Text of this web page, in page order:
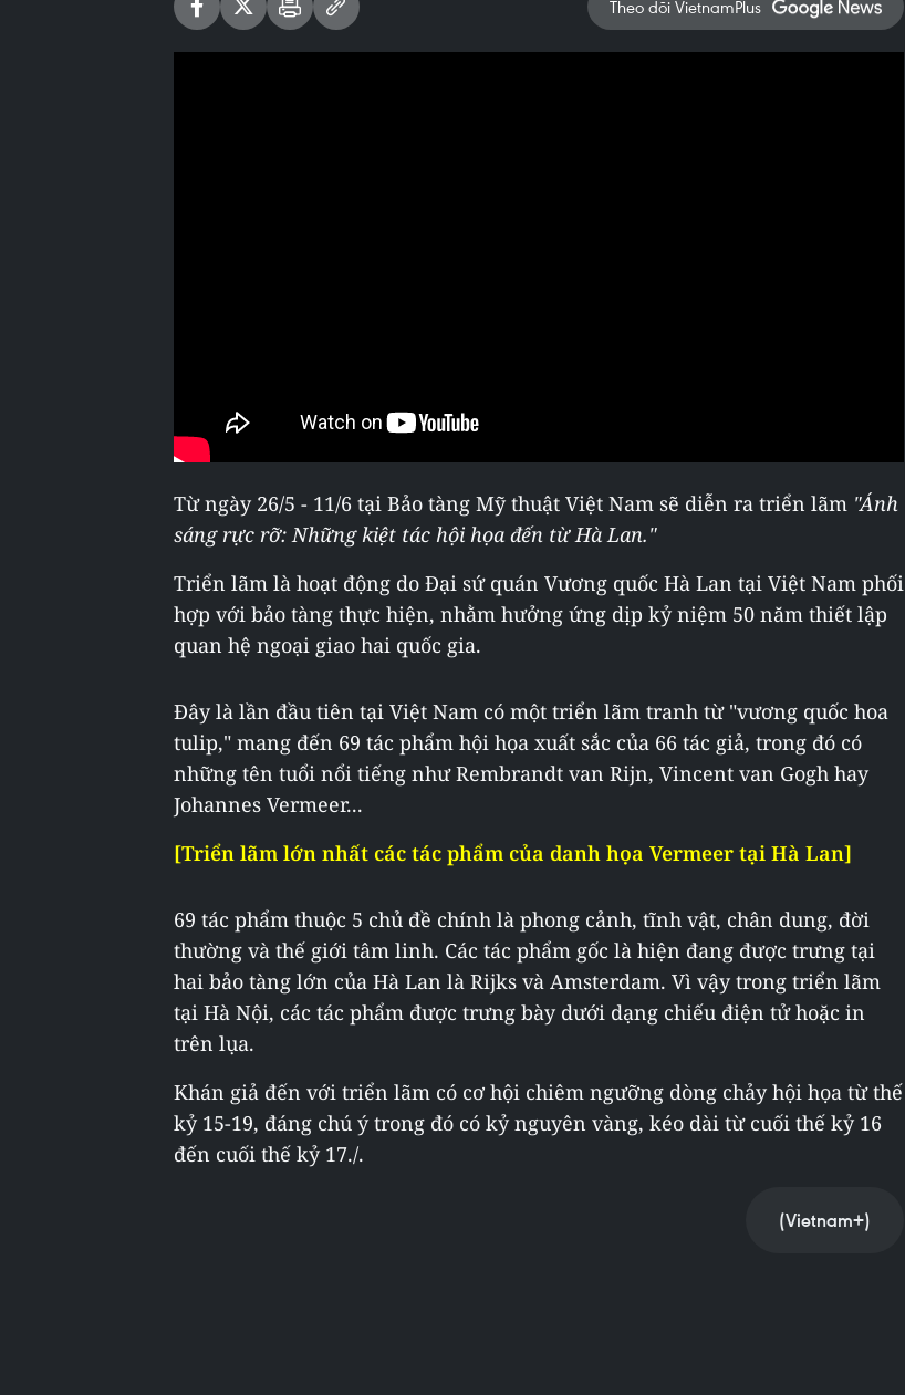
Theo dõi VietnamPlus
Từ ngày 26/5 - 11/6 tại Bảo tàng Mỹ thuật Việt Nam sẽ diễn ra triển lãm "Ánh
sáng rực rỡ: Những kiệt tác hội họa đến từ Hà Lan."
Triển lãm là hoạt động do Đại sứ quán Vương quốc Hà Lan tại Việt Nam phối
hợp với bảo tàng thực hiện, nhằm hưởng ứng dịp kỷ niệm 50 năm thiết lập
quan hệ ngoại giao hai quốc gia.
Đây là lần đầu tiên tại Việt Nam có một triển lãm tranh từ "vương quốc hoa
tulip," mang đến 69 tác phẩm hội họa xuất sắc của 66 tác giả, trong đó có
những tên tuổi nổi tiếng như Rembrandt van Rijn, Vincent van Gogh hay
Johannes Vermeer...
[Triển lãm lớn nhất các tác phẩm của danh họa Vermeer tại Hà Lan]
69 tác phẩm thuộc 5 chủ đề chính là phong cảnh, tĩnh vật, chân dung, đời
thường và thế giới tâm linh. Các tác phẩm gốc là hiện đang được trưng tại
hai bảo tàng lớn của Hà Lan là Rijks và Amsterdam. Vì vậy trong triển lãm
tại Hà Nội, các tác phẩm được trưng bày dưới dạng chiếu điện tử hoặc in
trên lụa.
Khán giả đến với triển lãm có cơ hội chiêm ngưỡng dòng chảy hội họa từ thế
kỷ 15-19, đáng chú ý trong đó có kỷ nguyên vàng, kéo dài từ cuối thế kỷ 16
đến cuối thế kỷ 17./.
(Vietnam+)